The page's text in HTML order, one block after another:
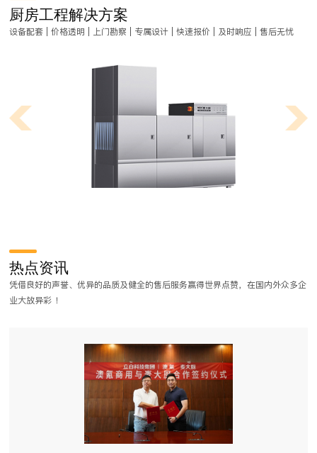
厨房工程解决方案
设备配套 | 价格透明 | 上门勘察 | 专属设计 | 快速报价 | 及时响应 | 售后无忧
商用厨房工程是一项非常严谨的工作，在做厨房工程对菜式品类、装修风
格要求比较高，需要不同程度的定制工作和流程。那么，商用厨房工程设
计都有哪些流程？
热点资讯
凭借良好的声誉、优异的品质及健全的售后服务赢得世界点赞，在国内外众多企
业大放异彩 ！